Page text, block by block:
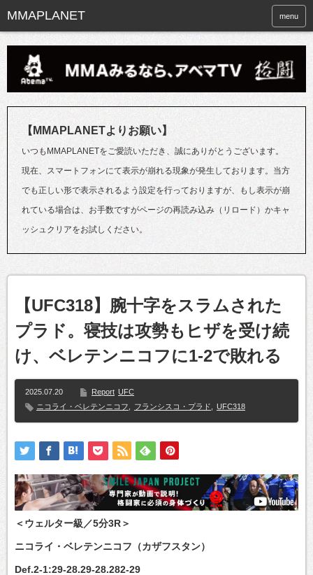
menu
【MMAPLANETよりお願い】
いつもMMAPLANETをご愛読いただき、誠にありがとうございます。
現在、スマートフォンにて表示が崩れる現象が発生しております。当方
でも正しい形で表示されるよう設定を行っておりますが、もし表示が崩
れている場合は、お手数ですがページの再読み込み（リロード）かキャ
ッシュクリアをお試しください。
【UFC318】腕十字をスラムされた
プラド。寝技は攻勢もヒザを受け続
け、ベレテンニコフに1-2で敗れる
2025.07.20 Report UFC
ニコライ・ベレテンニコフ
フランシスコ・プラド UFC318
＜ウェルター級／5分3R＞
ニコライ・ベレテンニコフ（カザフスタン）
Def.2-1:29-28.29-28.282-29